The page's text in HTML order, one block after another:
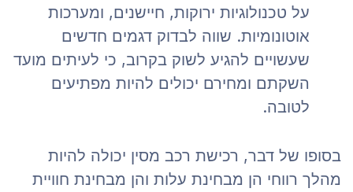
על טכנולוגיות ירוקות, חיישנים, ומערכות
אוטונומיות. שווה לבדוק דגמים חדשים
שעשויים להגיע לשוק בקרוב, כי לעיתים מועד
השקתם ומחירם יכולים להיות מפתיעים
לטובה.
בסופו של דבר, רכישת רכב מסין יכולה להיות
מהלך רווחי הן מבחינת עלות והן מבחינת חוויית